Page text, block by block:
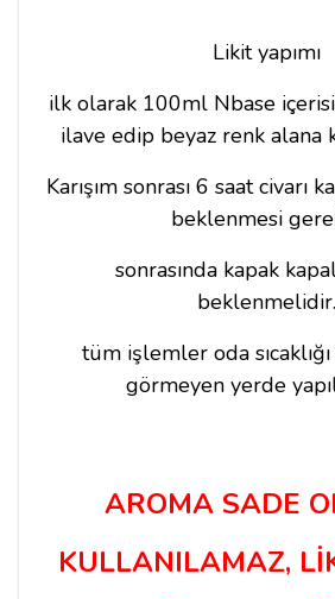
Likit yapımı
ilk olarak 100ml Nbase
ilave edip beyaz renk alana
Karışım sonrası 6 saat civarı
beklenmesi
sonrasında kapak
beklenmelidir.
tüm işlemler oda
görmeyen yerde
AROMA SADE
KULLANILAMAZ,